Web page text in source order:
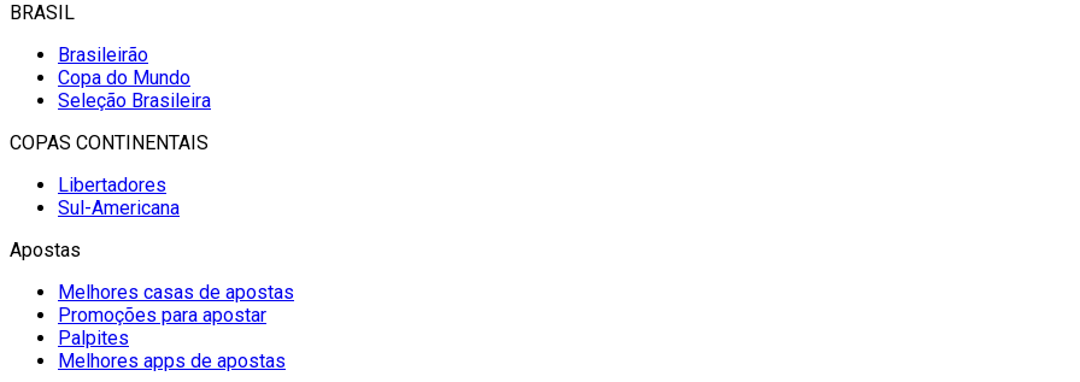
BRASIL
Brasileirão
Copa do Mundo
Seleção Brasileira
COPAS CONTINENTAIS
Libertadores
Sul-Americana
Apostas
Melhores casas de apostas
Promoções para apostar
Palpites
Melhores apps de apostas